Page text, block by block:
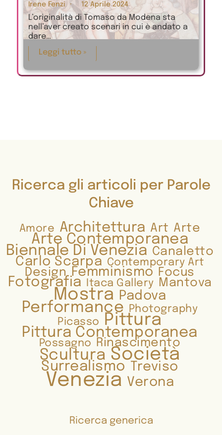
Irene Fenzi 12 Aprile 2024
L’originalità di Tomaso da Modena sta
nell’aver creato scenari in cui è andato a
dare…
Leggi tutto »
Ricerca gli articoli per Parole
Chiave
Amore Architettura Art Arte
Arte Contemporanea
Biennale Di Venezia Canaletto
Carlo Scarpa Contemporary Art
Design Femminismo Focus
Fotografia Itaca Gallery Mantova
Mostra Padova
Performance
Photography
Picasso
Pittura
Pittura Contemporanea
Possagno Rinascimento
Scultura Società
Surrealismo Treviso
Venezia Verona
Ricerca generica